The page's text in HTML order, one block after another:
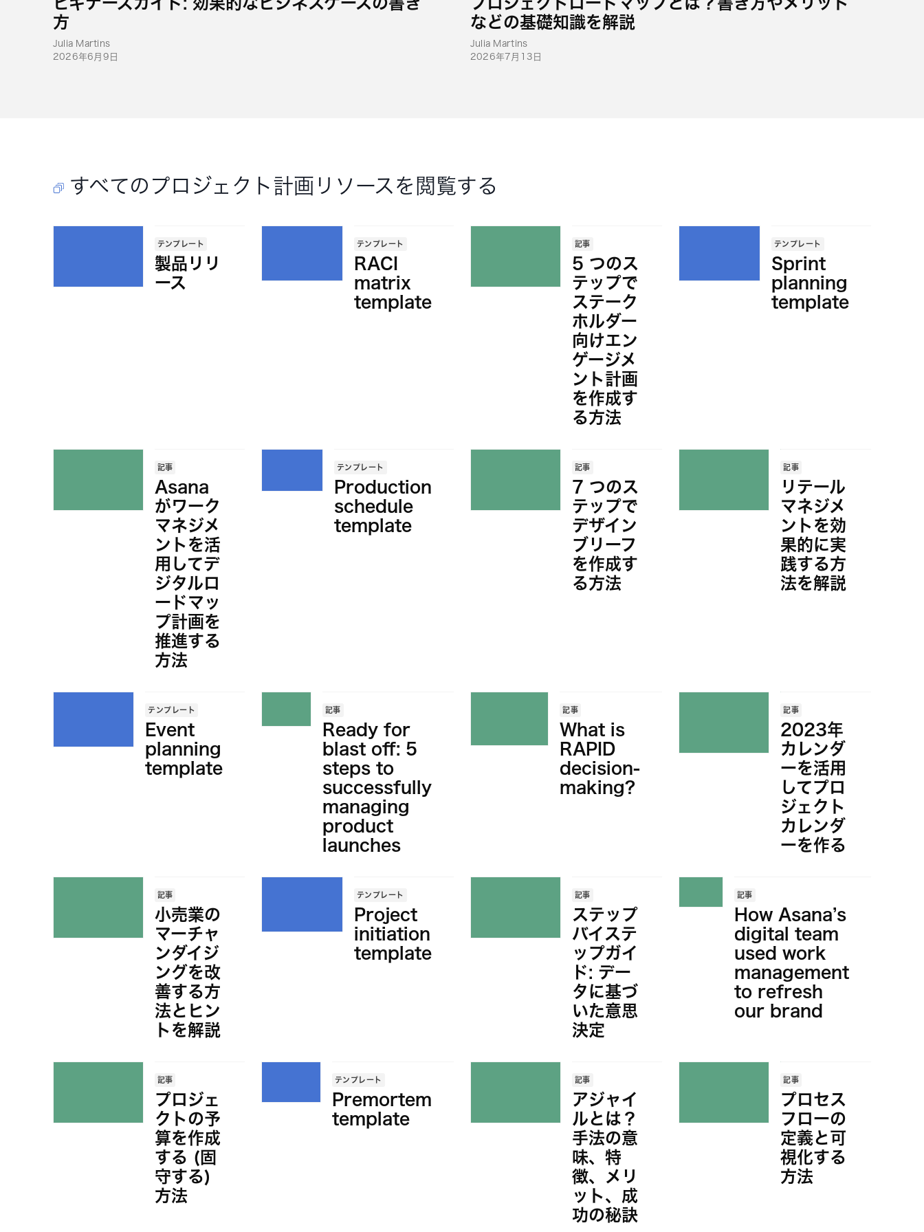
方
Julia Martins
2026年6月9日
などの基礎知識を解説
Julia Martins
2026年7月13日
すべてのプロジェクト計画リソースを閲覧する
テンプレート
製品リリ
ース
テンプレート
RACI
matrix
template
記事
5 つのス
テップで
ステーク
ホルダー
向けエン
ゲージメ
ント計画
を作成す
る方法
テンプレート
Sprint
planning
template
記事
Asana
がワーク
マネジメ
ントを活
用してデ
ジタルロ
ードマッ
プ計画を
推進する
方法
テンプレート
Production
schedule
template
記事
7 つのス
テップで
デザイン
ブリーフ
を作成す
る方法
記事
リテール
マネジメ
ントを効
果的に実
践する方
法を解説
テンプレート
Event
planning
template
記事
Ready for
blast off: 5
steps to
successfully
managing
product
launches
記事
What is
RAPID
decision-
making?
記事
2023年
カレンダ
ーを活用
してプロ
ジェクト
カレンダ
ーを作る
記事
小売業の
マーチャ
ンダイジ
ングを改
善する方
法とヒン
トを解説
テンプレート
Project
initiation
template
記事
ステップ
バイステ
ップガイ
ド: デー
タに基づ
いた意思
決定
記事
How Asana’s
digital team
used work
management
to refresh
our brand
記事
プロジェ
クトの予
算を作成
する (固
守する)
方法
テンプレート
Premortem
template
記事
アジャイ
ルとは？
手法の意
味、特
徴、メリ
ット、成
功の秘訣
記事
プロセス
フローの
定義と可
視化する
方法